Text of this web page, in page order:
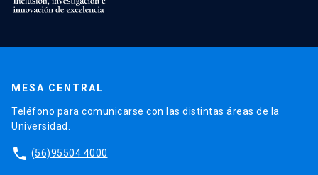
MESA CENTRAL
Teléfono para comunicarse con las distintas áreas de la
Universidad.
phone (56)95504 4000